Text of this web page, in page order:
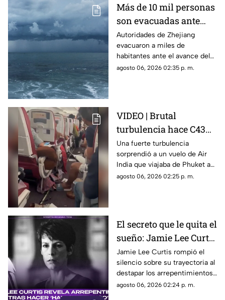
Más de 10 mil personas
son evacuadas ante
avance del tifón
Dolphin; así impactará
en China
Autoridades de Zhejiang
evacuaron a miles de
habitantes ante el avance del
tifón Dolphin hacia el este de
agosto 06, 2026 02:35 p. m.
VIDEO | Brutal
turbulencia hace C43R
300 pies a un avión en
la India; así quedó el
interior
Una fuerte turbulencia
sorprendió a un vuelo de Air
India que viajaba de Phuket a
Delhi, dejando 17 personas
agosto 06, 2026 02:25 p. m.
El secreto que le quita el
sueño: Jamie Lee Curtis
confiesa su mayor
arrepentimiento en
'Halloween H2O'
Jamie Lee Curtis rompió el
silencio sobre su trayectoria al
destapar los arrepentimientos
que conserva tras el arrollador
agosto 06, 2026 02:24 p. m.